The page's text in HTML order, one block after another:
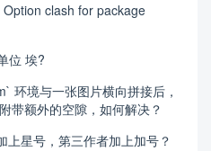
clash for package
位 埃?
环境与一张图片横向拼接后，
带额外的空隙，如何解决？
上星号，第三作者加上加号？